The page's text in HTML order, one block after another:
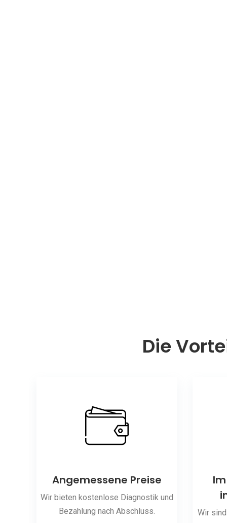
Die
Angemessene Preise
Wir bieten kostenlose Diagnostik und
Bezahlung nach Abschluss.
Wir